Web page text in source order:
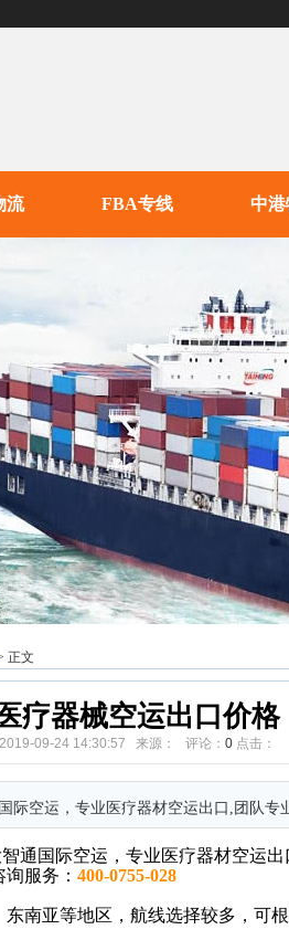
流 FBA专线 中
正文
疗器械空运出口价格
2019-09-24 14:30:57 来源： 评论： 0点击：
际空运，专业医疗器材空运出口,团队
通国际空运，专业医疗器材空运出
服务： 400-0755-028
南亚等地区，航线选择较多，可